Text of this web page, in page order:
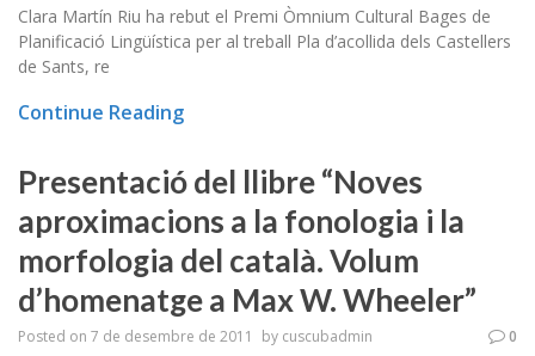
Clara Martín Riu ha rebut el Premi Òmnium Cultural Bages de
Planificació Lingüística per al treball Pla d’acollida dels Castellers
de Sants, re
Continue Reading
Presentació del llibre “Noves
aproximacions a la fonologia i la
morfologia del català. Volum
d’homenatge a Max W. Wheeler”
Posted on 7 de desembre de 2011 by cuscubadmin 0